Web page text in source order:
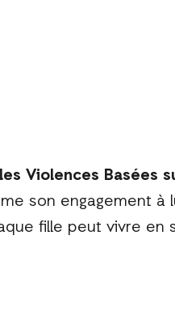
Violences Basées
son engagement
fille peut vivre en